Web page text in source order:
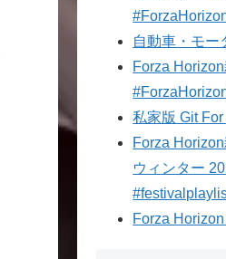
自動車・モー
Forza
私家版 Git
Forza
ウィンター
Forza